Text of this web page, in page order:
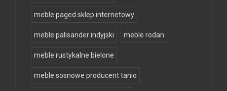
meble paged sklep internetowy
meble palisander indyjski meble rodan
meble rustykalne bielone
meble sosnowe producent tanio